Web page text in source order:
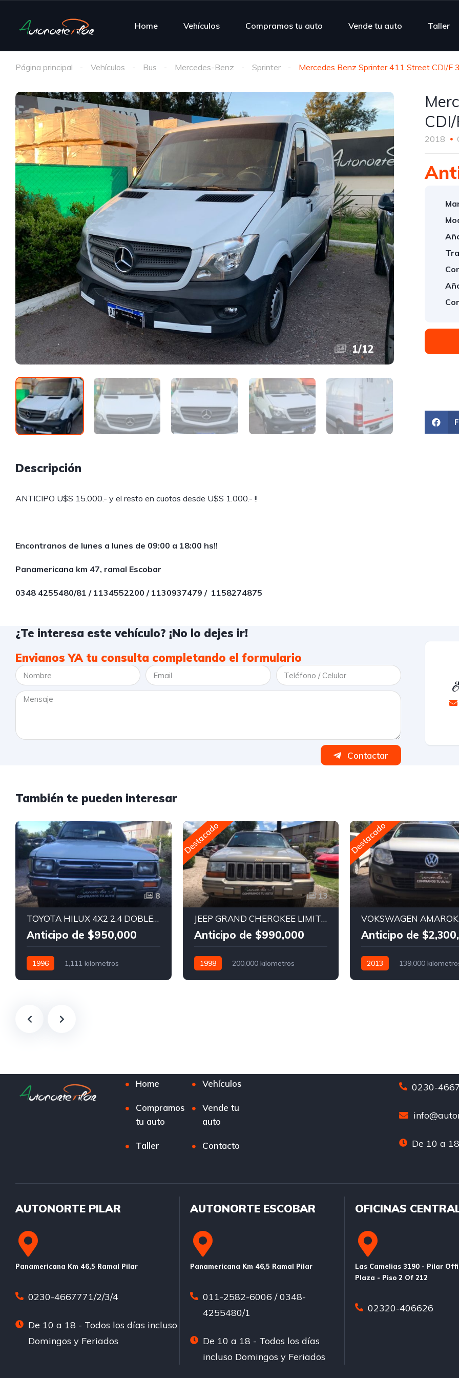
Home Vehículos Compramos tu auto Vende tu auto Taller
Página principal Vehículos Bus Mercedes-Benz Sprinter Mercedes Benz Sprinter 411 Street CDI/F
1/12
Descripción
ANTICIPO U$S 15.000.- y el resto en cuotas desde U$S 1.000.- !!
Encontranos de lunes a lunes de 09:00 a 18:00 hs!!
Panamericana km 47, ramal Escobar
0348 4255480/81 / 1134552200 / 1130937479 / 1158274875
2018
¿Te interesa este vehículo? ¡No lo dejes ir!
Envianos YA tu consulta completando el formulario
Contactar
También te pueden interesar
8
TOYOTA HILUX 4X2 2.4 DOBLE CABINA
Anticipo de $950,000
1996
1,111 kilometros
Destacado
13
JEEP GRAND CHEROKEE LIMITED V8
Anticipo de $990,000
1998
200,000 kilometros
Destacado
Anticipo de
2013
139,000
Home Vehículos
Compramos
tu auto
Vende tu
auto
Taller Contacto
0230-
De 10 a
AUTONORTE PILAR
Panamericana Km 46,5 Ramal Pilar
0230-4667771/2/3/4
De 10 a 18 - Todos los días incluso
Domingos y Feriados
AUTONORTE ESCOBAR
Panamericana Km 46,5 Ramal Pilar
011-2582-6006 / 0348-
4255480/1
De 10 a 18 - Todos los días
incluso Domingos y Feriados
OFICINAS
Las Camelias 3190 - Pilar
Plaza - Piso 2 Of 212
02320-406626